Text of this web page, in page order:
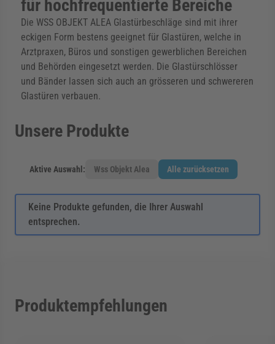
für hochfrequentierte Bereiche
Die WSS OBJEKT ALEA Glastürbeschläge sind mit ihrer
eckigen Form bestens geeignet für Glastüren, welche in
Arztpraxen, Büros und sonstigen gewerblichen Bereichen
und Behörden eingesetzt werden. Die Glastürschlösser
und Bänder lassen sich auch an grösseren und schwereren
Glastüren verbauen.
Unsere Produkte
Aktive Auswahl: Wss Objekt Alea Alle zurücksetzen
Keine Produkte gefunden, die Ihrer Auswahl
entsprechen.
Produktempfehlungen